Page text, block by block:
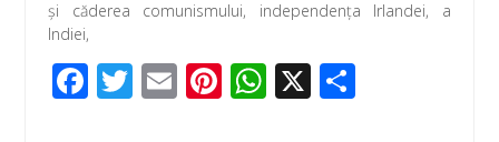
o
o
k
st A
p
p
az
şi căderea comunismului, independenţa Irlandei, a
Indiei,
F T E Pi W X